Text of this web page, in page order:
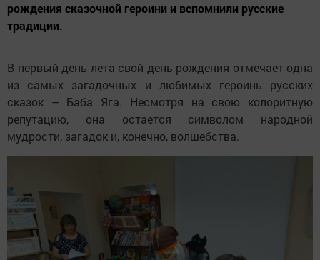
рождения сказочной героини и вспомнили русские
традиции.
В первый день лета свой день рождения отмечает одна
из самых загадочных и любимых героинь русских
сказок – Баба Яга. Несмотря на свою колоритную
репутацию, она остается символом народной
мудрости, загадок и, конечно, волшебства.